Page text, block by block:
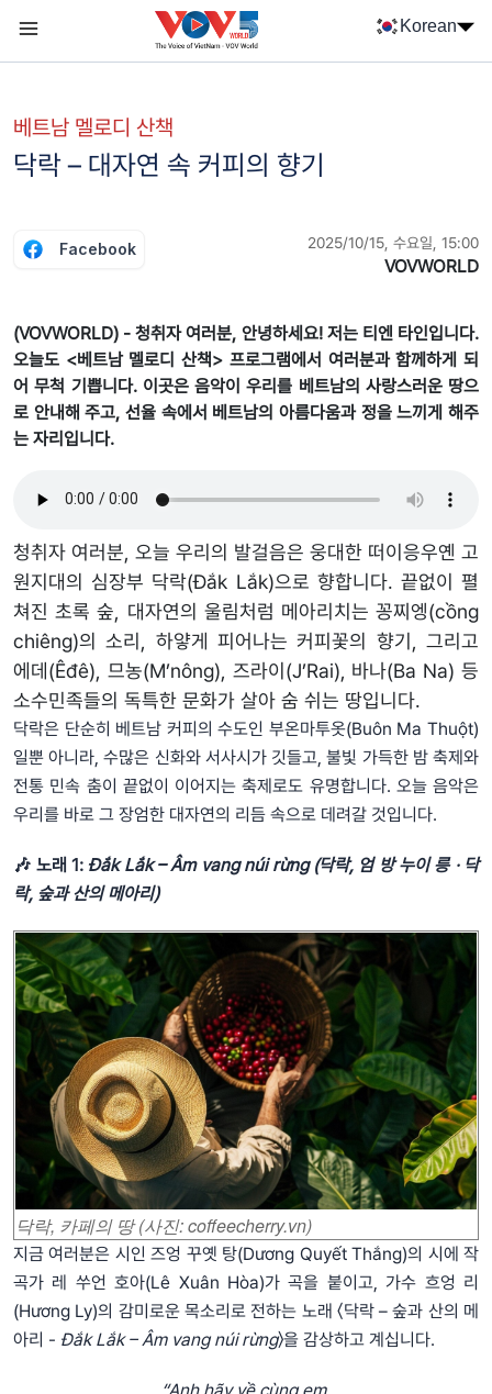
Korean
베트남 멜로디 산책
닥락 – 대자연 속 커피의 향기
Facebook 2025/10/15, 수요일, 15:00
VOVWORLD
(VOVWORLD) - 청취자 여러분, 안녕하세요! 저는 티엔 타인입니다.
오늘도 <베트남 멜로디 산책> 프로그램에서 여러분과 함께하게 되
어 무척 기쁩니다. 이곳은 음악이 우리를 베트남의 사랑스러운 땅으
로 안내해 주고, 선율 속에서 베트남의 아름다움과 정을 느끼게 해주
는 자리입니다.
청취자 여러분, 오늘 우리의 발걸음은 웅대한 떠이응우옌 고
원지대의 심장부 닥락(Đắk Lắk)으로 향합니다. 끝없이 펼
쳐진 초록 숲, 대자연의 울림처럼 메아리치는 꽁찌엥(cồng
chiêng)의 소리, 하얗게 피어나는 커피꽃의 향기, 그리고
에데(Êđê), 므농(M’nông), 즈라이(J’Rai), 바나(Ba Na) 등
소수민족들의 독특한 문화가 살아 숨 쉬는 땅입니다.
닥락은 단순히 베트남 커피의 수도인 부온마투옷(Buôn Ma Thuột)
일뿐 아니라, 수많은 신화와 서사시가 깃들고, 불빛 가득한 밤 축제와
전통 민속 춤이 끝없이 이어지는 축제로도 유명합니다. 오늘 음악은
우리를 바로 그 장엄한 대자연의 리듬 속으로 데려갈 것입니다.
🎶 노래 1:Đắk Lắk – Âm vang núi rừng (닥락, 엄 방 누이 릉 · 닥
락, 숲과 산의 메아리)
닥락, 카페의 땅 (사진: coffeecherry.vn)
지금 여러분은 시인 즈엉 꾸옛 탕(Dương Quyết Thắng)의 시에 작
곡가 레 쑤언 호아(Lê Xuân Hòa)가 곡을 붙이고, 가수 흐엉 리
(Hương Ly)의 감미로운 목소리로 전하는 노래 〈닥락 – 숲과 산의 메
아리 - Đắk Lắk – Âm vang núi rừng〉을 감상하고 계십니다.
“Anh hãy về cùng em,